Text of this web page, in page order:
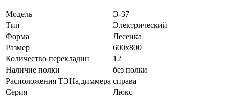
Модель
Э-37
Тип
Электрический
Форма
Лесенка
Размер
600х800
Количество перекладин
12
Наличие полки
без полки
Расположения ТЭНа,диммера справа
Серия
Люкс